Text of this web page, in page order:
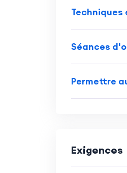
Séances
Permettre
Exigences